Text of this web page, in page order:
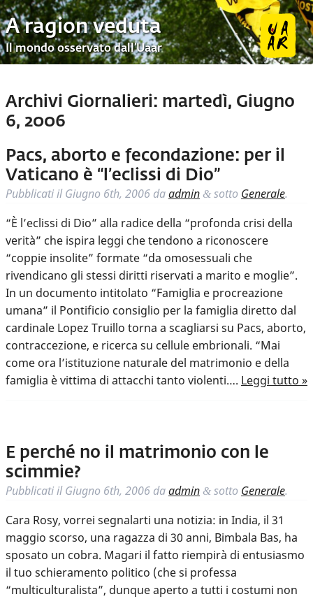
A ragion veduta
Il mondo osservato dall’Uaar
Archivi Giornalieri: martedì, Giugno
6, 2006
Pacs, aborto e fecondazione: per il
Vaticano è “l’eclissi di Dio”
Pubblicati ilGiugno 6th, 2006 daadmin & sotto Generale.
“È l’eclissi di Dio” alla radice della “profonda crisi della
verità” che ispira leggi che tendono a riconoscere
“coppie insolite” formate “da omosessuali che
rivendicano gli stessi diritti riservati a marito e moglie”.
In un documento intitolato “Famiglia e procreazione
umana” il Pontificio consiglio per la famiglia diretto dal
cardinale Lopez Truillo torna a scagliarsi su Pacs, aborto,
contraccezione, e ricerca su cellule embrionali. “Mai
come ora l’istituzione naturale del matrimonio e della
famiglia è vittima di attacchi tanto violenti…. Leggi tutto »
E perché no il matrimonio con le
scimmie?
Pubblicati ilGiugno 6th, 2006 daadmin & sotto Generale.
Cara Rosy, vorrei segnalarti una notizia: in India, il 31
maggio scorso, una ragazza di 30 anni, Bimbala Bas, ha
sposato un cobra. Magari il fatto riempirà di entusiasmo
il tuo schieramento politico (che si professa
“multiculturalista”, dunque aperto a tutti i costumi non